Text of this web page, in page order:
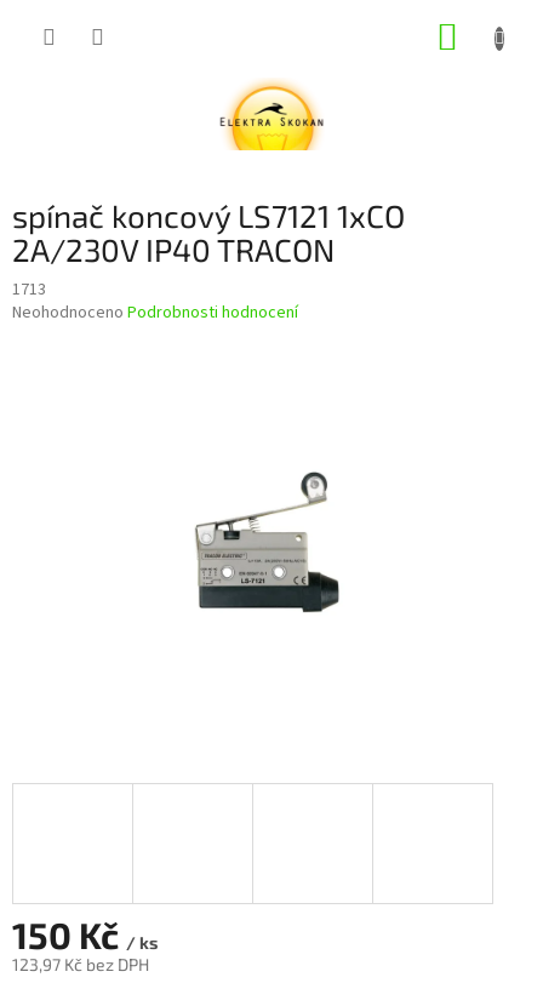
spínač koncový LS7121 1xCO
2A/230V IP40 TRACON
1713
Průměrné
Neohodnoceno Podrobnosti hodnocení
150 Kč / ks
123,97 Kč bez DPH